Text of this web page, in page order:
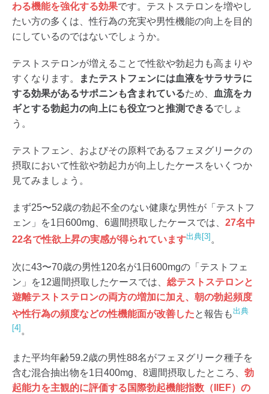
わる機能を強化する効果です。テストステロンを増やし
たい方の多くは、性行為の充実や男性機能の向上を目的
にしているのではないでしょうか。
テストステロンが増えることで性欲や勃起力も高まりや
すくなります。
またテストフェンには血液をサラサラに
する効果があるサポニンも含まれているため、
血流をカ
ギとする勃起力の向上にも役立つと推測できるでしょ
う。
テストフェン、およびその原料であるフェヌグリークの
摂取において性欲や勃起力が向上したケースをいくつか
見てみましょう。
まず25〜52歳の勃起不全のない健康な男性が「テストフ
ェン」を1日600mg、6週間摂取したケースでは、 27名中
22名で性欲上昇の実感が得られています出典[3] 。
次に43〜70歳の男性120名が1日600mgの「テストフェ
ン」を12週間摂取したケースでは、 総テストステロンと
遊離テストステロンの両方の増加に加え、朝の勃起頻度
や性行為の頻度などの性機能面が改善したと報告も出典
[4] 。
また平均年齢59.2歳の男性88名がフェヌグリーク種子を
含む混合抽出物を1日400mg、8週間摂取したところ、 勃
起能力を主観的に評価する国際勃起機能指数（IIEF）の